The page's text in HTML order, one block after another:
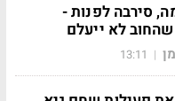
סירבה לפנות -
לא ייעלם
|
13:11